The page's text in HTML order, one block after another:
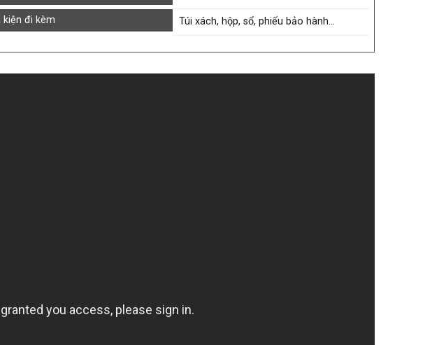
kiện đi kèm Túi xách, hộp, sổ, phiếu bảo hành…